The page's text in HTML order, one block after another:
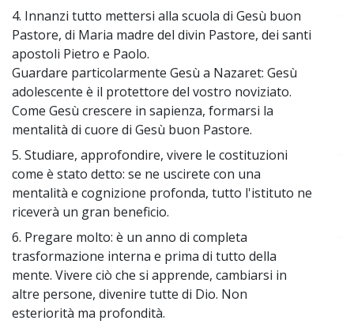
4. Innanzi tutto mettersi alla scuola di Gesù buon
Pastore, di Maria madre del divin Pastore, dei santi
apostoli Pietro e Paolo.
Guardare particolarmente Gesù a Nazaret: Gesù
adolescente è il protettore del vostro noviziato.
Come Gesù crescere in sapienza, formarsi la
mentalità di cuore di Gesù buon Pastore.
5. Studiare, approfondire, vivere le costituzioni
come è stato detto: se ne uscirete con una
mentalità e cognizione profonda, tutto l'istituto ne
riceverà un gran beneficio.
6. Pregare molto: è un anno di completa
trasformazione interna e prima di tutto della
mente. Vivere ciò che si apprende, cambiarsi in
altre persone, divenire tutte di Dio. Non
esteriorità ma profondità.